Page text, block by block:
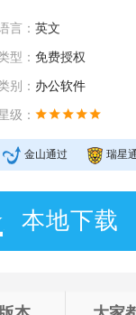
言： 英文
型： 免费授权
别： 办公软件
级：
金山通过 瑞星
本地下载